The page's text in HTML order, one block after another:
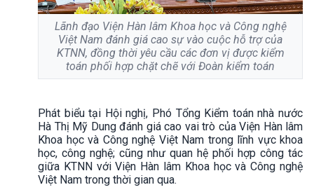
Lãnh đạo Viện Hàn lâm Khoa học và Công nghệ
Việt Nam đánh giá cao sự vào cuộc hỗ trợ của
KTNN, đồng thời yêu cầu các đơn vị được kiểm
toán phối hợp chặt chẽ với Đoàn kiểm toán
Phát biểu tại Hội nghị, Phó Tổng Kiểm toán nhà nước
Hà Thị Mỹ Dung đánh giá cao vai trò của Viện Hàn lâm
Khoa học và Công nghệ Việt Nam trong lĩnh vực khoa
học, công nghệ; cũng như quan hệ phối hợp công tác
giữa KTNN với Viện Hàn lâm Khoa học và Công nghệ
Việt Nam trong thời gian qua.